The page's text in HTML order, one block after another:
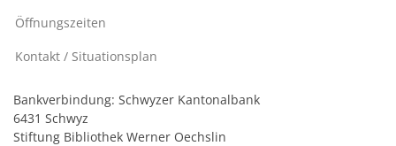
Öffnungszeiten
Kontakt / Situationsplan
Bankverbindung: Schwyzer Kantonalbank
6431 Schwyz
Stiftung Bibliothek Werner Oechslin